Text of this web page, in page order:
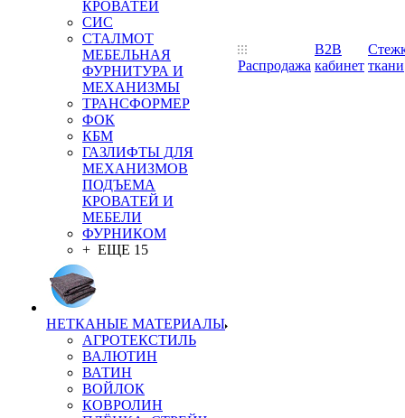
КРОВАТЕЙ
СИС
СТАЛМОТ
МЕБЕЛЬНАЯ
ФУРНИТУРА И
МЕХАНИЗМЫ
ТРАНСФОРМЕР
ФОК
КБМ
ГАЗЛИФТЫ ДЛЯ
МЕХАНИЗМОВ
ПОДЪЕМА
КРОВАТЕЙ И
МЕБЕЛИ
ФУРНИКОМ
+ ЕЩЕ 15
НЕТКАНЫЕ МАТЕРИАЛЫ
АГРОТЕКСТИЛЬ
ВАЛЮТИН
ВАТИН
ВОЙЛОК
КОВРОЛИН
Распродажа
B2B
кабинет ткани